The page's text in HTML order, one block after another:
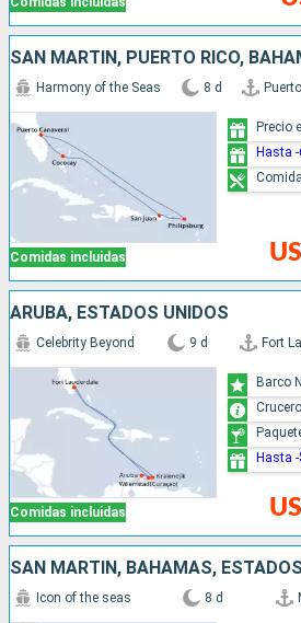
Comidas incluidas
Harmony of the Seas 8 d
Precio
Hasta
ARUBA, ESTADOS UNIDOS
Comidas incluidas
Celebrity Beyond 9 d Fort
Barco
Hasta
Icon of the seas 8 d